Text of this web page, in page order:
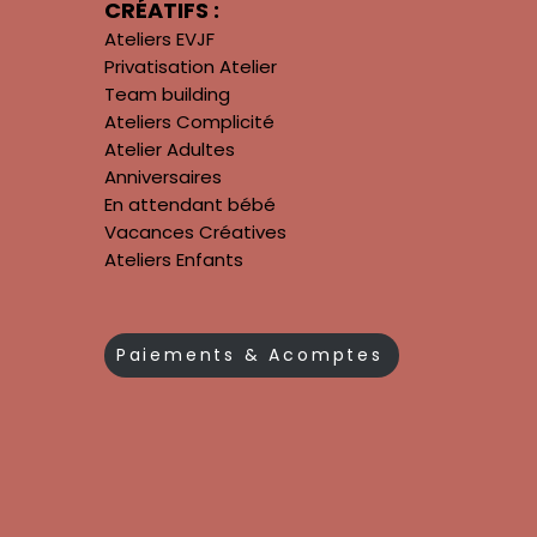
CRÉATIFS :
Ateliers EVJF
Privatisation Atelier
Team building
Ateliers Complicité
Atelier Adultes
Anniversaires
En attendant bébé
Vacances Créatives
Ateliers Enfants
Paiements & Acomptes